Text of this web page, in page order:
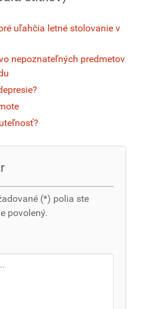
uľahčia letné stolovanie v
nepoznateľných predmetov
(*) polia ste
povolený.